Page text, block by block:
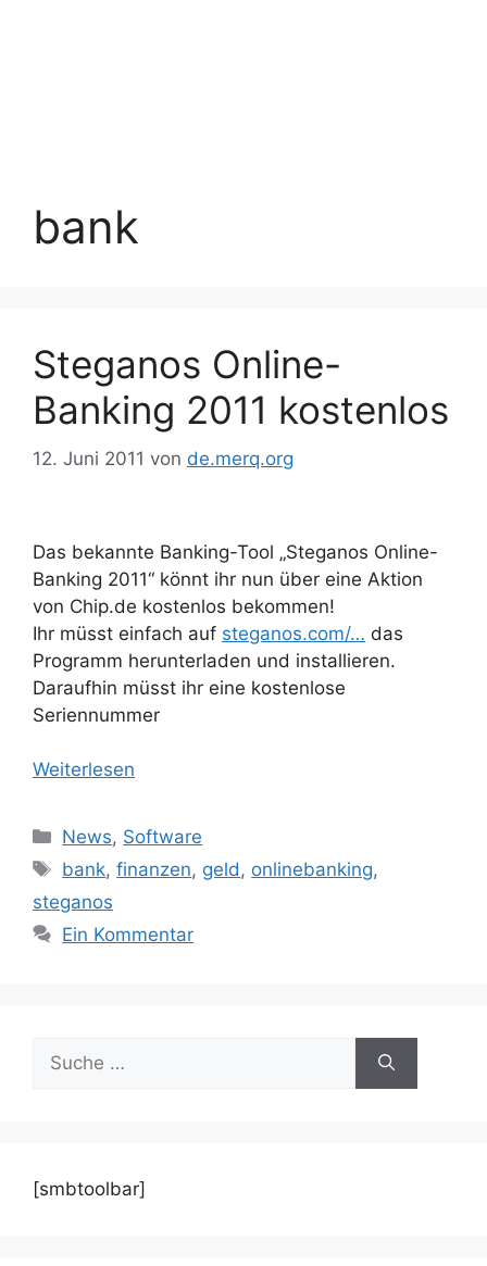
bank
Steganos Online-
Banking 2011 kostenlos
12. Juni 2011 von de.merq.org
Das bekannte Banking-Tool „Steganos Online-
Banking 2011“ könnt ihr nun über eine Aktion
von Chip.de kostenlos bekommen!
Ihr müsst einfach auf steganos.com/… das
Programm herunterladen und installieren.
Daraufhin müsst ihr eine kostenlose
Seriennummer
Weiterlesen
Kategorien
News, Software
Schlagwörter
bank,finanzen, geld, onlinebanking,
steganos
Ein Kommentar
Suche
nach:
[smbtoolbar]